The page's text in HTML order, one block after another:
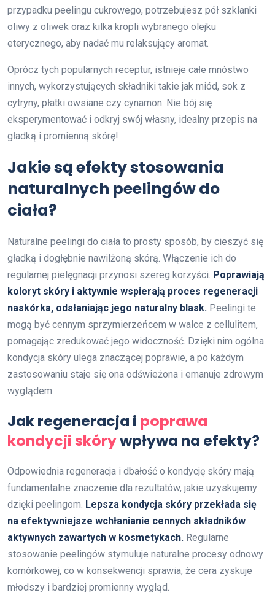
przypadku peelingu cukrowego, potrzebujesz pół szklanki
oliwy z oliwek oraz kilka kropli wybranego olejku
eterycznego, aby nadać mu relaksujący aromat.
Oprócz tych popularnych receptur, istnieje całe mnóstwo
innych, wykorzystujących składniki takie jak miód, sok z
cytryny, płatki owsiane czy cynamon. Nie bój się
eksperymentować i odkryj swój własny, idealny przepis na
gładką i promienną skórę!
Jakie są efekty stosowania
naturalnych peelingów do
ciała?
Naturalne peelingi do ciała to prosty sposób, by cieszyć się
gładką i dogłębnie nawilżoną skórą. Włączenie ich do
regularnej pielęgnacji przynosi szereg korzyści. Poprawiają
koloryt skóry i aktywnie wspierają proces regeneracji
naskórka, odsłaniając jego naturalny blask. Peelingi te
mogą być cennym sprzymierzeńcem w walce z cellulitem,
pomagając zredukować jego widoczność. Dzięki nim ogólna
kondycja skóry ulega znaczącej poprawie, a po każdym
zastosowaniu staje się ona odświeżona i emanuje zdrowym
wyglądem.
Jak regeneracja i poprawa
kondycji skórywpływa na efekty?
Odpowiednia regeneracja i dbałość o kondycję skóry mają
fundamentalne znaczenie dla rezultatów, jakie uzyskujemy
dzięki peelingom. Lepsza kondycja skóry przekłada się
na efektywniejsze wchłanianie cennych składników
aktywnych zawartych w kosmetykach. Regularne
stosowanie peelingów stymuluje naturalne procesy odnowy
komórkowej, co w konsekwencji sprawia, że cera zyskuje
młodszy i bardziej promienny wygląd.